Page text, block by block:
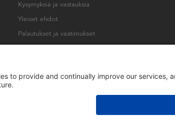
Kysymyksiä ja vastauksia
Yleiset ehdot
Palautukset ja vaatimukset